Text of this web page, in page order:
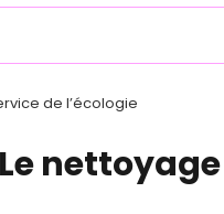
de l’écologie
Le